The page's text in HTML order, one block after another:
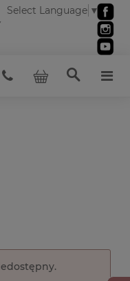
Select Language ▼